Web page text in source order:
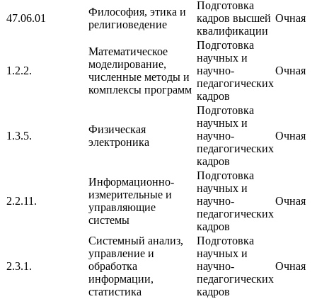
47.06.01
Философия, этика и
религиоведение
Подготовка
кадров высшей
квалификации
Очная
1.2.2.
Математическое
моделирование,
численные методы и
комплексы программ
Подготовка
научных и
научно-
педагогических
кадров
Очная
1.3.5.
Физическая
электроника
Подготовка
научных и
научно-
педагогических
кадров
Очная
2.2.11.
Информационно-
измерительные и
управляющие
системы
Подготовка
научных и
научно-
педагогических
кадров
Очная
2.3.1.
Системный анализ,
управление и
обработка
информации,
статистика
Подготовка
научных и
научно-
педагогических
кадров
Очная